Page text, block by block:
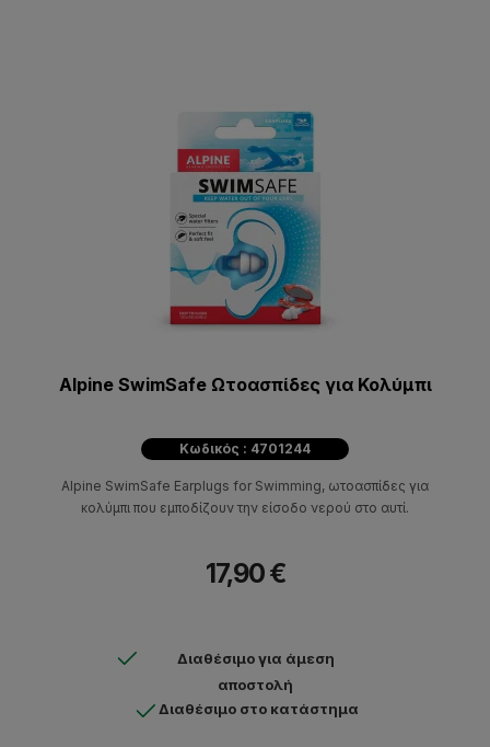
Alpine SwimSafe Ωτοασπίδες για Κολύμπι
Κωδικός : 4701244
Alpine SwimSafe Earplugs for Swimming, ωτοασπίδες για
κολύμπι που εμποδίζουν την είσοδο νερού στο αυτί.
17,90 €
Διαθέσιμο για άμεση
αποστολή
Διαθέσιμο στο κατάστημα